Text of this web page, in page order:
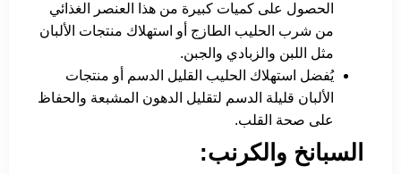
الحصول على كميات كبيرة من هذا العنصر الغذائي
من شرب الحليب الطازج أو استهلاك منتجات الألبان
مثل اللبن والزبادي والجبن.
يُفضل استهلاك الحليب القليل الدسم أو منتجات
الألبان قليلة الدسم لتقليل الدهون المشبعة والحفاظ
على صحة القلب.
السبانخ والكرنب: